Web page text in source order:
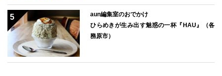
aun編集室のおでかけ
ひらめきが生み出す魅惑の一杯『HAU』（各
務原市）